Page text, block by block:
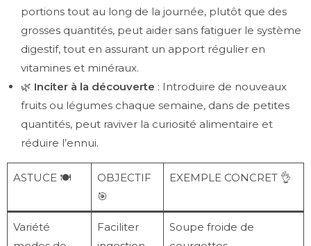
portions tout au long de la journée, plutôt que des
grosses quantités, peut aider sans fatiguer le système
digestif, tout en assurant un apport régulier en
vitamines et minéraux.
🌿 Inciter à la découverte : Introduire de nouveaux
fruits ou légumes chaque semaine, dans de petites
quantités, peut raviver la curiosité alimentaire et
réduire l’ennui.
ASTUCE 🍽️
OBJECTIF
🎯
EXEMPLE CONCRET 👌
Variété
Faciliter
Soupe froide de